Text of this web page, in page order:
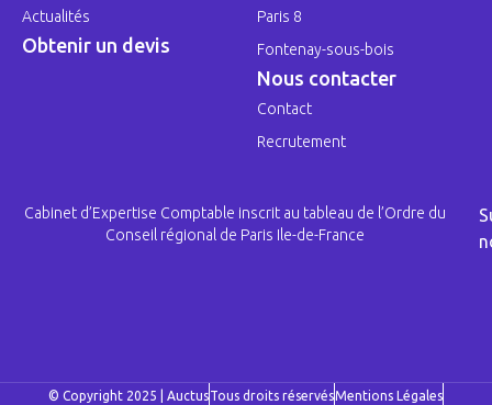
Actualités
Obtenir un devis
Paris 8
Fontenay-sous-bois
Nous contacter
Contact
Recrutement
Cabinet d’Expertise Comptable inscrit au tableau de l’Ordre du
Conseil régional de Paris Ile-de-France
© Copyright 2025 | AuctusTous droits réservésMentions Légales